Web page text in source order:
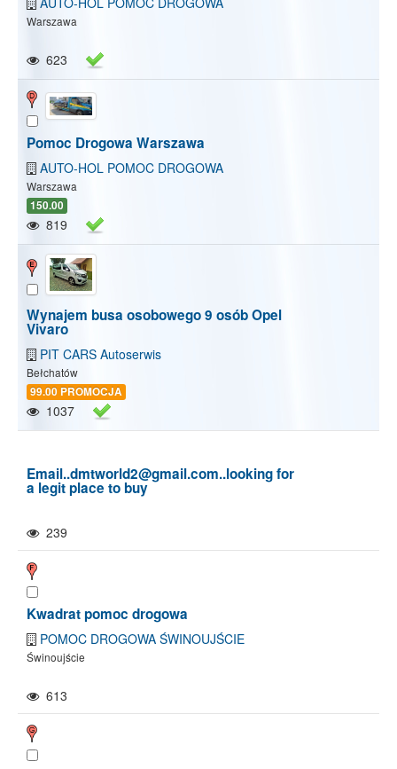
Warszawa
623
Pomoc Drogowa Warszawa
AUTO-HOL POMOC DROGOWA
Warszawa
150.00
819
Wynajem busa osobowego 9 osób Opel
Vivaro
PIT CARS Autoserwis
Bełchatów
99.00 PROMOCJA
1037
Email..dmtworld2@gmail.com..looking for
a legit place to buy
239
Kwadrat pomoc drogowa
POMOC DROGOWA ŚWINOUJŚCIE
Świnoujście
613